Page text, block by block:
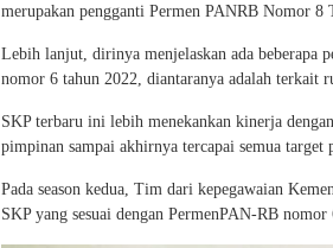
merupakan pengganti Permen PANRB Nomor 8
Lebih lanjut, dirinya menjelaskan ada beberapa
nomor 6 tahun 2022, diantaranya adalah terkait
SKP terbaru ini lebih menekankan kinerja
pimpinan sampai akhirnya tercapai semua target
Pada season kedua, Tim dari kepegawaian
SKP yang sesuai dengan PermenPAN-RB nomor